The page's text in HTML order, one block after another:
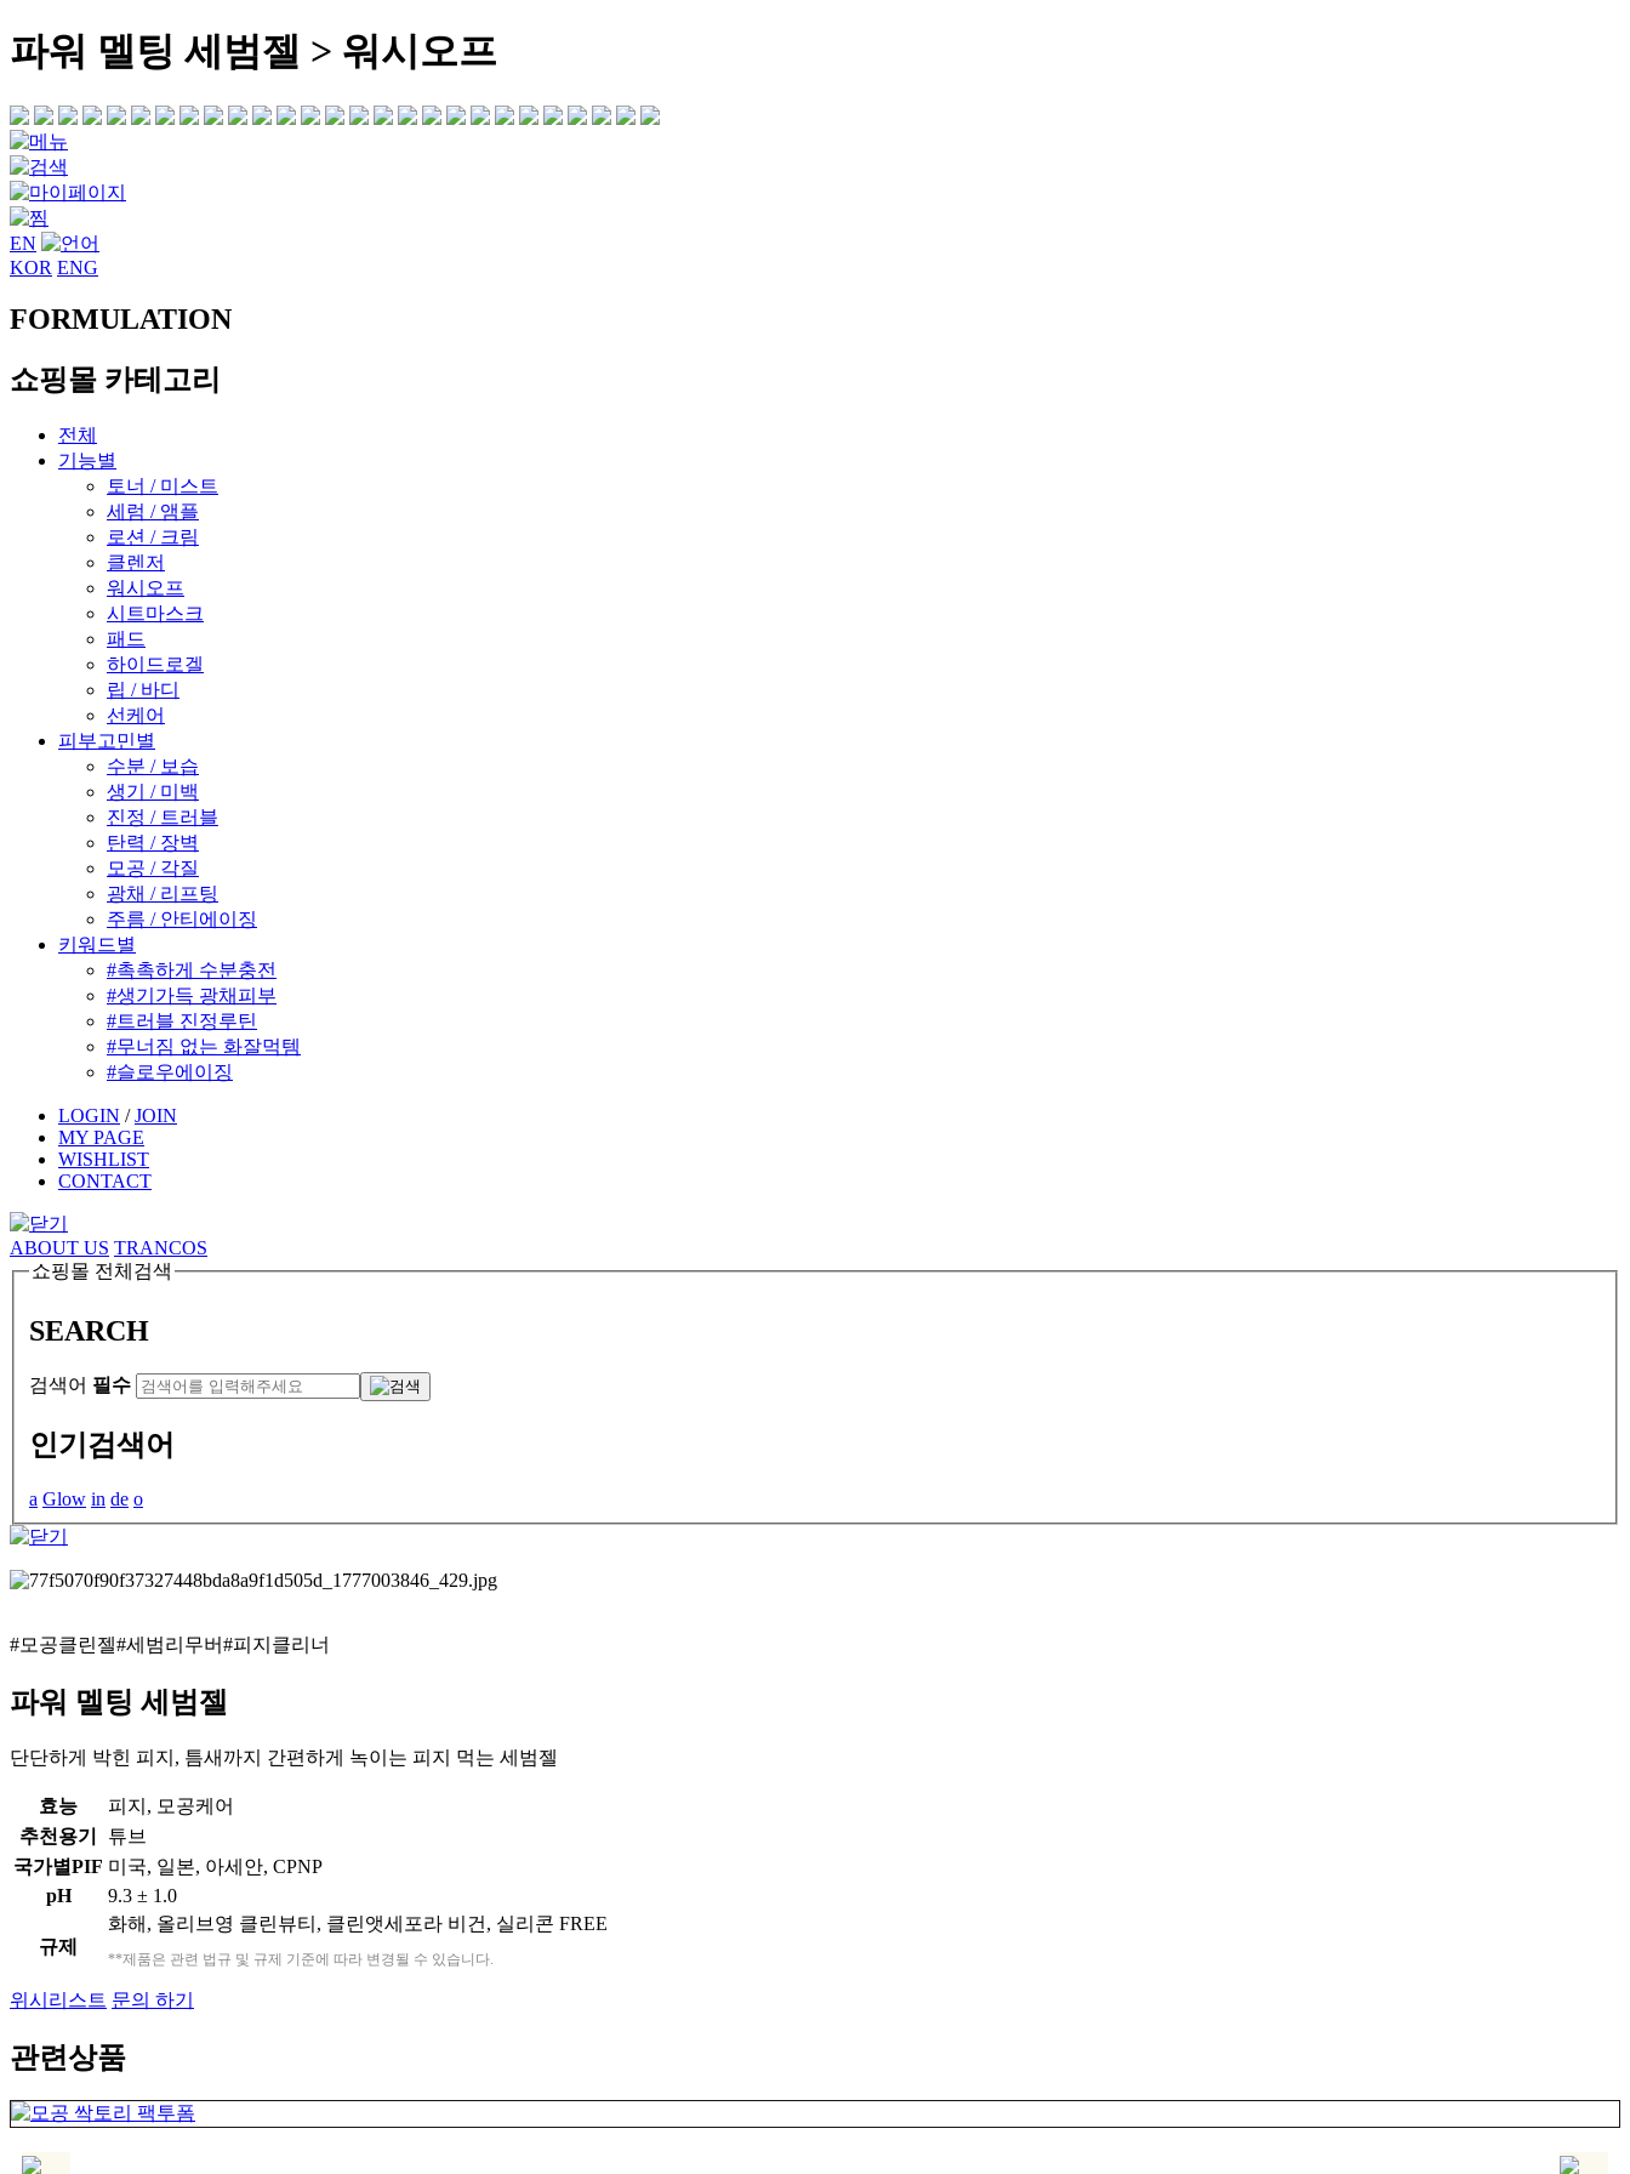
파워 멜팅 세범젤 > 워시오프
EN
KOR ENG
FORMULATION
쇼핑몰 카테고리
전체
기능별
토너 / 미스트
세럼 / 앰플
로션 / 크림
클렌저
워시오프
시트마스크
패드
하이드로겔
립 / 바디
선케어
피부고민별
수분 / 보습
생기 / 미백
진정 / 트러블
탄력 / 장벽
모공 / 각질
광채 / 리프팅
주름 / 안티에이징
키워드별
#촉촉하게 수분충전
#생기가득 광채피부
#트러블 진정루틴
#무너짐 없는 화잘먹템
#슬로우에이징
LOGIN /JOIN
MY PAGE
WISHLIST
CONTACT
ABOUT US TRANCOS
SEARCH
쇼핑몰 전체검색
검색어 필수
인기검색어
a Glow in de o
#모공클린젤#세범리무버#피지클리너
파워 멜팅 세범젤
단단하게 박힌 피지, 틈새까지 간편하게 녹이는 피지 먹는 세범젤
효능
피지, 모공케어
추천용기
튜브
국가별PIF 미국, 일본, 아세안, CPNP
pH
9.3 ± 1.0
규제
화해, 올리브영 클린뷰티, 클린앳세포라 비건, 실리콘 FREE
**제품은 관련 법규 및 규제 기준에 따라 변경될 수 있습니다.
위시리스트 문의 하기
관련상품